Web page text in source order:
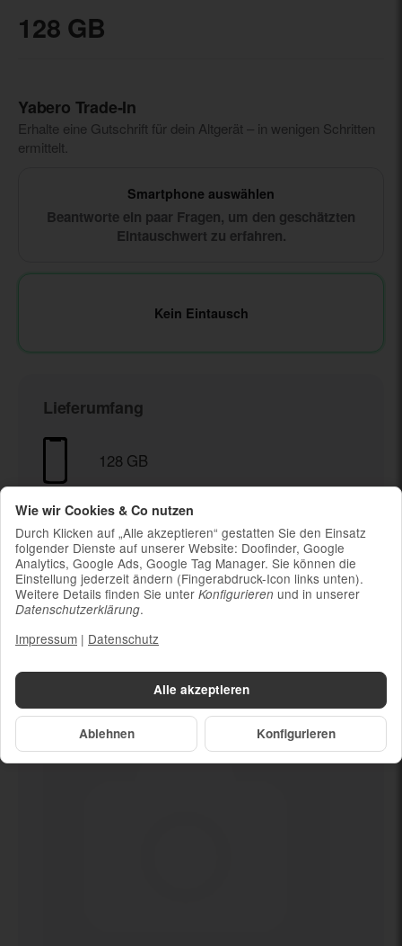
128 GB
Yabero Trade‑In
Erhalte eine Gutschrift für dein Altgerät – in wenigen Schritten
ermittelt.
Smartphone auswählen
Beantworte ein paar Fragen, um den geschätzten
Eintauschwert zu erfahren.
Kein Eintausch
Lieferumfang
128 GB
Ladekabel (ohne Ladestecker)
Um die Nachhaltigkeit zu unterstützen und
weil die meisten neueren Smartphones
kabelloses Laden ermöglichen, ist kein
Ladestecker im Lieferumfang enthalten
Dein neues128 GB
Alle akzeptieren
Ablehnen Konfigurieren
Wie wir Cookies & Co nutzen
Durch Klicken auf „Alle akzeptieren“ gestatten Sie den Einsatz
folgender Dienste auf unserer Website: Doofinder, Google
Analytics, Google Ads, Google Tag Manager. Sie können die
Einstellung jederzeit ändern (Fingerabdruck-Icon links unten).
Weitere Details finden Sie unter Konfigurieren und in unserer
Datenschutzerklärung.
Impressum | Datenschutz